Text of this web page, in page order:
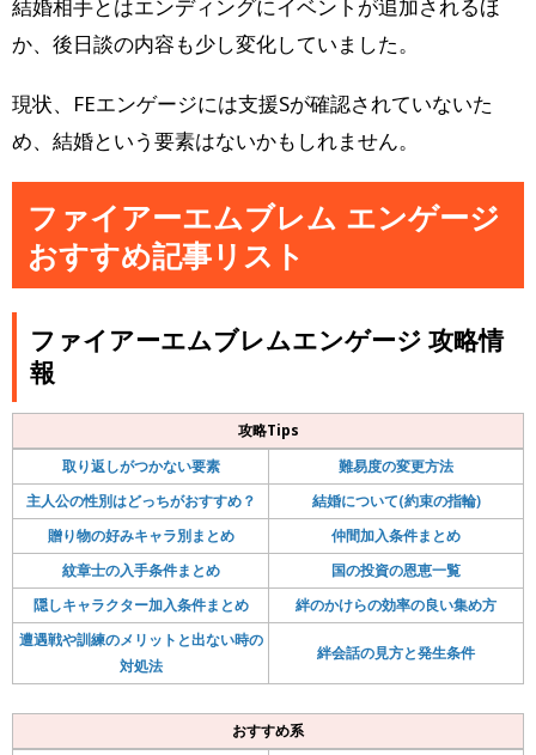
結婚相手とはエンディングにイベントが追加されるほ
か、後日談の内容も少し変化していました。
現状、FEエンゲージには支援Sが確認されていないた
め、結婚という要素はないかもしれません。
ファイアーエムブレム エンゲージ
おすすめ記事リスト
ファイアーエムブレムエンゲージ 攻略情
報
攻略Tips
取り返しがつかない要素
難易度の変更方法
主人公の性別はどっちがおすすめ？
結婚について(約束の指輪)
贈り物の好みキャラ別まとめ
仲間加入条件まとめ
紋章士の入手条件まとめ
国の投資の恩恵一覧
隠しキャラクター加入条件まとめ
絆のかけらの効率の良い集め方
遭遇戦や訓練のメリットと出ない時の
対処法
絆会話の見方と発生条件
おすすめ系